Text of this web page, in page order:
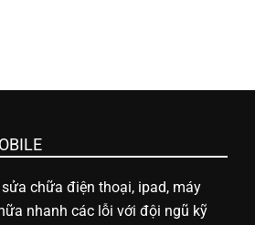
chữa điện thoại, ipad, máy
nhanh các lỗi với đội ngũ kỹ